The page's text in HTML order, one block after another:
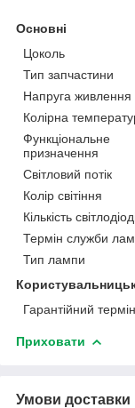
Основні
Цоколь
Тип запчастини
Напруга живлення
Колірна
Функціональне
призначення
Світловий потік
Колір світіння
Кількість
Термін служби
Тип лампи
Гарантійний термін
Приховати
Умови доставки